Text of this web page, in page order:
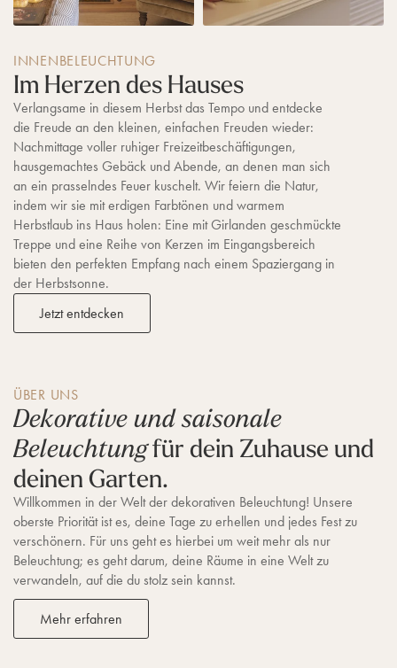
INNENBELEUCHTUNG
Im Herzen des Hauses
Verlangsame in diesem Herbst das Tempo und entdecke
die Freude an den kleinen, einfachen Freuden wieder:
Nachmittage voller ruhiger Freizeitbeschäftigungen,
hausgemachtes Gebäck und Abende, an denen man sich
an ein prasselndes Feuer kuschelt. Wir feiern die Natur,
indem wir sie mit erdigen Farbtönen und warmem
Herbstlaub ins Haus holen: Eine mit Girlanden geschmückte
Treppe und eine Reihe von Kerzen im Eingangsbereich
bieten den perfekten Empfang nach einem Spaziergang in
der Herbstsonne.
Jetzt entdecken
ÜBER UNS
Dekorative und saisonale
Beleuchtungfür dein Zuhause und
deinen Garten.
Willkommen in der Welt der dekorativen Beleuchtung! Unsere
oberste Priorität ist es, deine Tage zu erhellen und jedes Fest zu
verschönern. Für uns geht es hierbei um weit mehr als nur
Beleuchtung; es geht darum, deine Räume in eine Welt zu
verwandeln, auf die du stolz sein kannst.
Mehr erfahren